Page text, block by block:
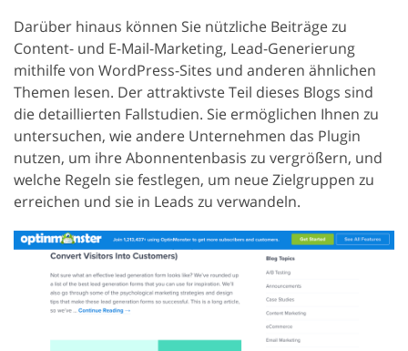
Darüber hinaus können Sie nützliche Beiträge zu
Content- und E-Mail-Marketing, Lead-Generierung
mithilfe von WordPress-Sites und anderen ähnlichen
Themen lesen. Der attraktivste Teil dieses Blogs sind
die detaillierten Fallstudien. Sie ermöglichen Ihnen zu
untersuchen, wie andere Unternehmen das Plugin
nutzen, um ihre Abonnentenbasis zu vergrößern, und
welche Regeln sie festlegen, um neue Zielgruppen zu
erreichen und sie in Leads zu verwandeln.